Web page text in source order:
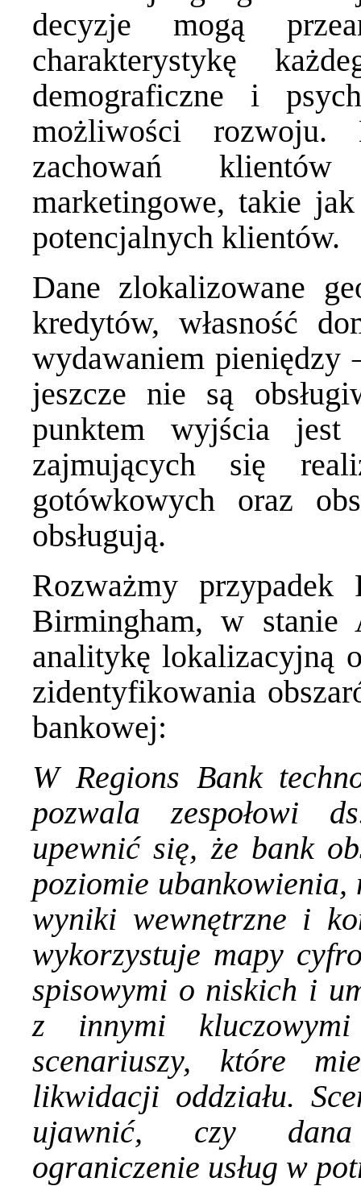
decyzje mogą
charakterystykę
demograficzne i
możliwości rozwoju.
zachowań
marketingowe, takie
potencjalnych klientów.
Dane zlokalizowane
kredytów, własność
wydawaniem pieniędzy
jeszcze nie są
punktem wyjścia
zajmujących się
gotówkowych oraz
obsługują.
Rozważmy
Birmingham, w stanie
analitykę lokalizacyjną
zidentyfikowania
bankowej:
W Regions Bank
pozwala zespołowi
upewnić się, że bank
poziomie ubankowienia,
wyniki wewnętrzne i
wykorzystuje mapy
spisowymi o niskich i
z innymi
scenariuszy, które
likwidacji oddziału.
ujawnić, czy dana
ograniczenie usług w